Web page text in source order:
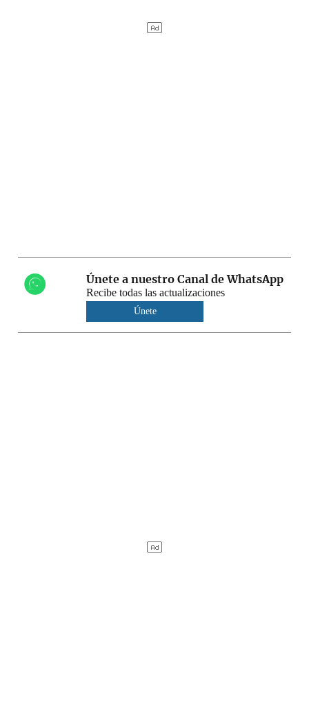
Únete a nuestro Canal de WhatsApp
Recibe todas las actualizaciones
Únete